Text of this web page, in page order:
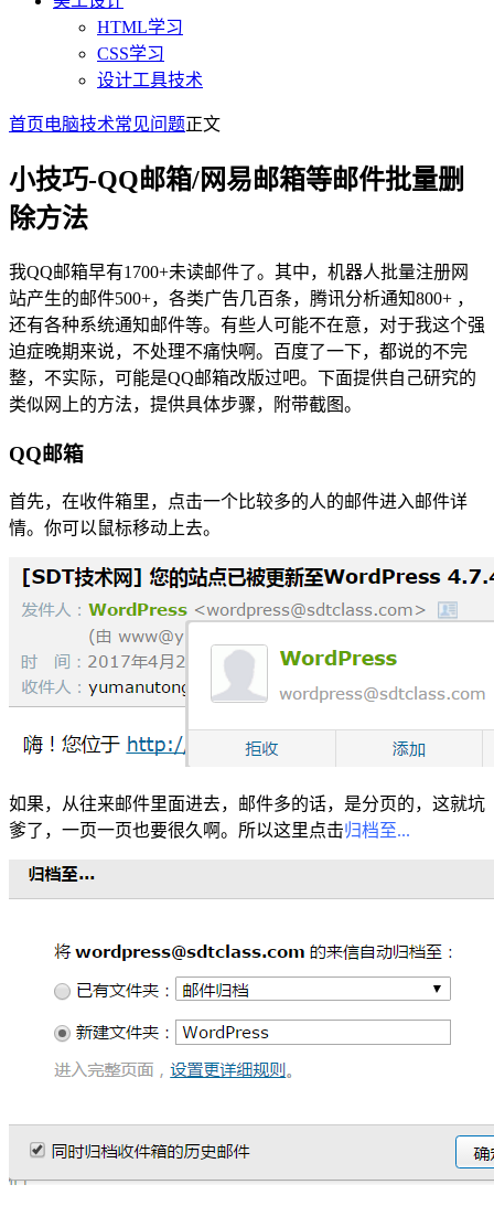
HTML学习
CSS学习
设计工具技术
首页电脑技术常见问题正文
小技巧-QQ邮箱/网易邮箱等邮件批量删
除方法
我QQ邮箱早有1700+未读邮件了。其中，机器人批量注册网
站产生的邮件500+，各类广告几百条，腾讯分析通知800+ ，
还有各种系统通知邮件等。有些人可能不在意，对于我这个强
迫症晚期来说，不处理不痛快啊。百度了一下，都说的不完
整，不实际，可能是QQ邮箱改版过吧。下面提供自己研究的
类似网上的方法，提供具体步骤，附带截图。
QQ邮箱
首先，在收件箱里，点击一个比较多的人的邮件进入邮件详
情。你可以鼠标移动上去。
如果，从往来邮件里面进去，邮件多的话，是分页的，这就坑
爹了，一页一页也要很久啊。所以这里点击归档至...